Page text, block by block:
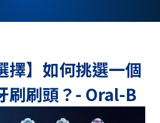
擇】如何挑選一個
刷刷頭？- Oral-B